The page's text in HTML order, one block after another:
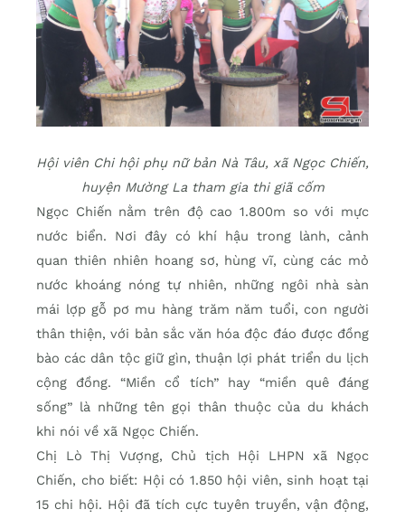
Hội viên Chi hội phụ nữ bản Nà Tâu, xã Ngọc Chiến,
huyện Mường La tham gia thi giã cốm
Ngọc Chiến nằm trên độ cao 1.800m so với mực
nước biển. Nơi đây có khí hậu trong lành, cảnh
quan thiên nhiên hoang sơ, hùng vĩ, cùng các mỏ
nước khoáng nóng tự nhiên, những ngôi nhà sàn
mái lợp gỗ pơ mu hàng trăm năm tuổi, con người
thân thiện, với bản sắc văn hóa độc đáo được đồng
bào các dân tộc giữ gìn, thuận lợi phát triển du lịch
cộng đồng. “Miền cổ tích” hay “miền quê đáng
sống” là những tên gọi thân thuộc của du khách
khi nói về xã Ngọc Chiến.
Chị Lò Thị Vượng, Chủ tịch Hội LHPN xã Ngọc
Chiến, cho biết: Hội có 1.850 hội viên, sinh hoạt tại
15 chi hội. Hội đã tích cực tuyên truyền, vận động,